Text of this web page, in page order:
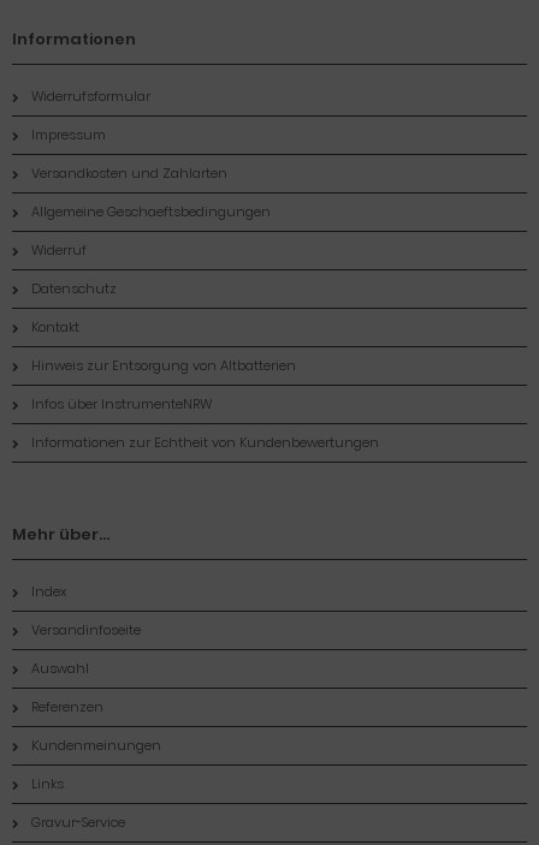
Informationen
Widerrufsformular
Impressum
Versandkosten und Zahlarten
Allgemeine Geschaeftsbedingungen
Widerruf
Datenschutz
Kontakt
Hinweis zur Entsorgung von Altbatterien
Infos über InstrumenteNRW
Informationen zur Echtheit von Kundenbewertungen
Mehr über...
Index
Versandinfoseite
Auswahl
Referenzen
Kundenmeinungen
Links
Gravur-Service